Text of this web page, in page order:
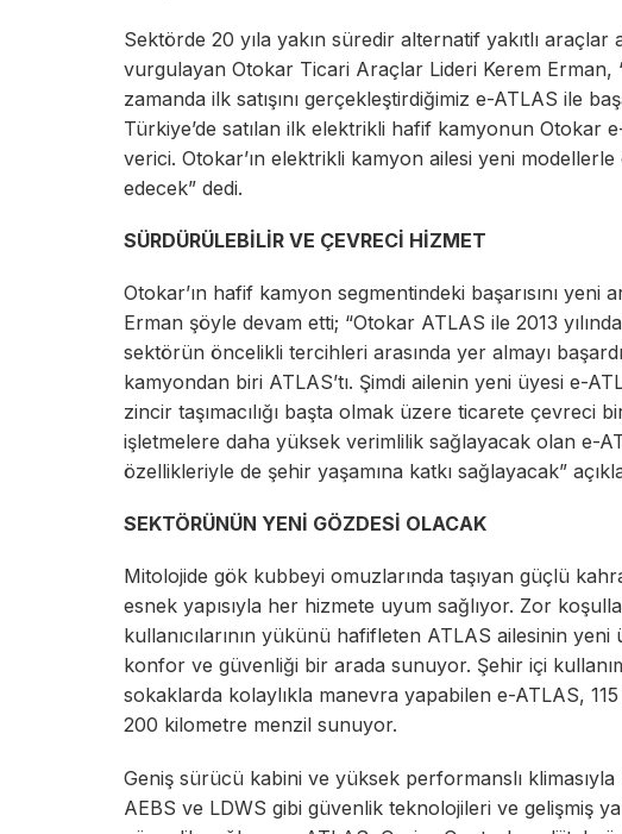
Sektörde 20 yıla yakın süredir alternatif yakıtlı araçlar
vurgulayan Otokar Ticari Araçlar Lideri Kerem Erman,
zamanda ilk satışını gerçekleştirdiğimiz e-ATLAS ile
Türkiye’de satılan ilk elektrikli hafif kamyonun Otokar
verici. Otokar’ın elektrikli kamyon ailesi yeni
edecek” dedi.
SÜRDÜRÜLEBİLİR VE ÇEVRECİ HİZMET
Otokar’ın hafif kamyon segmentindeki başarısını
Erman şöyle devam etti; “Otokar ATLAS ile 2013
sektörün öncelikli tercihleri arasında yer almayı
kamyondan biri ATLAS’tı. Şimdi ailenin yeni üyesi e-
zincir taşımacılığı başta olmak üzere ticarete çevreci
işletmelere daha yüksek verimlilik sağlayacak olan e-
özellikleriyle de şehir yaşamına katkı sağlayacak”
SEKTÖRÜNÜN YENİ GÖZDESİ OLACAK
Mitolojide gök kubbeyi omuzlarında taşıyan güçlü
esnek yapısıyla her hizmete uyum sağlıyor. Zor
kullanıcılarının yükünü hafifleten ATLAS ailesinin
konfor ve güvenliği bir arada sunuyor. Şehir içi
sokaklarda kolaylıkla manevra yapabilen e-ATLAS,
200 kilometre menzil sunuyor.
Geniş sürücü kabini ve yüksek performanslı
AEBS ve LDWS gibi güvenlik teknolojileri ve gelişmiş